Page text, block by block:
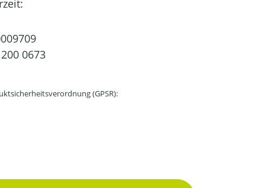
0673
(GPSR):